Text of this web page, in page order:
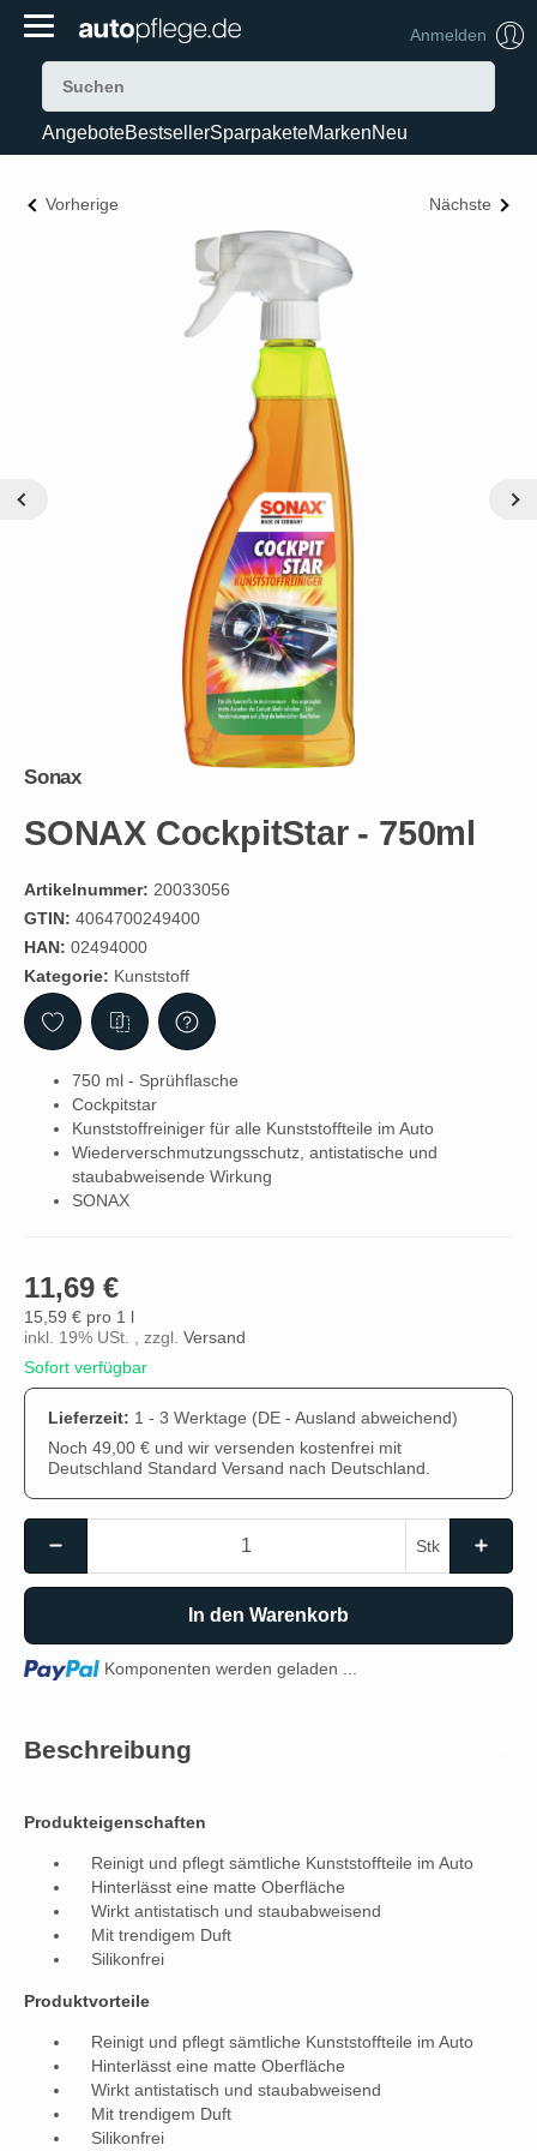
Anmelden
AngeboteBestsellerSparpaketeMarkenNeu
Vorherige Nächste
Sonax
SONAX CockpitStar - 750ml
Artikelnummer: 20033056
GTIN: 4064700249400
HAN: 02494000
Kategorie: Kunststoff
750 ml - Sprühflasche
Cockpitstar
Kunststoffreiniger für alle Kunststoffteile im Auto
Wiederverschmutzungsschutz, antistatische und
staubabweisende Wirkung
SONAX
11,69 €
15,59 € pro 1 l
inkl. 19% USt. , zzgl. Versand
Sofort verfügbar
Lieferzeit: 1 - 3 Werktage (DE - Ausland abweichend)
Noch 49,00 € und wir versenden kostenfrei mit
Deutschland Standard Versand nach Deutschland.
Stk
In den Warenkorb
Loading... Komponenten werden geladen ...
Beschreibung
Produkteigenschaften
Reinigt und pflegt sämtliche Kunststoffteile im Auto
Hinterlässt eine matte Oberfläche
Wirkt antistatisch und staubabweisend
Mit trendigem Duft
Silikonfrei
Produktvorteile
Reinigt und pflegt sämtliche Kunststoffteile im Auto
Hinterlässt eine matte Oberfläche
Wirkt antistatisch und staubabweisend
Mit trendigem Duft
Silikonfrei